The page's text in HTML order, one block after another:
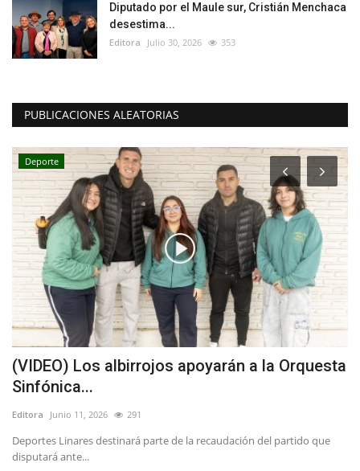
Diputado por el Maule sur, Cristián Menchaca
desestima...
Editora Julio 30, 2026 353
PUBLICACIONES ALEATORIAS
Deporte
(VIDEO) Los albirrojos apoyarán a la Orquesta
Sinfónica...
Editora Junio 11, 2026 291
Deportes Linares destinará parte de la recaudación del partido que
disputará ante...